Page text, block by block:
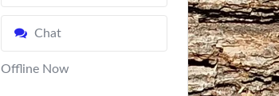
Chat
Offline Now